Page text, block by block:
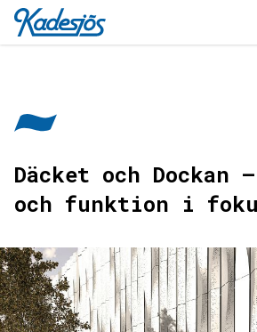
Kadesjös - Tillbaks till start
Däcket och Dockan
och funktion i